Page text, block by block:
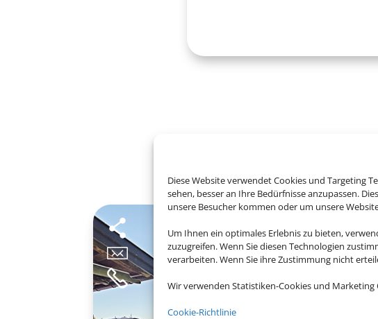
Diese Website verwendet Cookies und Targeting
sehen, besser an Ihre Bedürfnisse anzupassen.
unsere Besucher kommen oder um unsere
Um Ihnen ein optimales Erlebnis zu bieten,
zuzugreifen. Wenn Sie diesen Technologien
verarbeiten. Wenn Sie ihre Zustimmung nicht
Wir verwenden Statistiken-Cookies und Marketing
Cookie-Richtlinie
Buchen